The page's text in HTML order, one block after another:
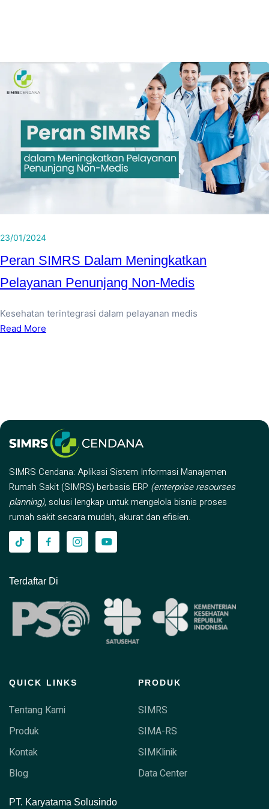
23/01/2024
Peran SIMRS Dalam Meningkatkan
Pelayanan Penunjang Non-Medis
Kesehatan terintegrasi dalam pelayanan medis
Read More
SIMRS Cendana: Aplikasi Sistem Informasi Manajemen
Rumah Sakit (SIMRS) berbasis ERP (enterprise resourses
planning), solusi lengkap untuk mengelola bisnis proses
rumah sakit secara mudah, akurat dan efisien.
Terdaftar Di
QUICK LINKS
Tentang Kami
Produk
Kontak
Blog
PRODUK
SIMRS
SIMA-RS
SIMKlinik
Data Center
PT. Karyatama Solusindo